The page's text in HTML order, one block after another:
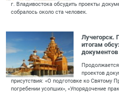
г. Владивостока обсудить проекты
собралось около ста человек.
Лучегорск.
итогам
проектов
присутствия: «О подготовке ко Святому
погребении усопших», «Упорядочение